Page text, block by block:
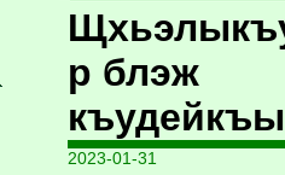
р блэж
2023-01-31